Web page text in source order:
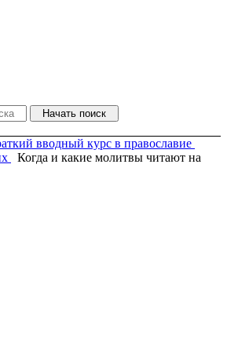
вводный курс в православие
Когда и какие молитвы читают на